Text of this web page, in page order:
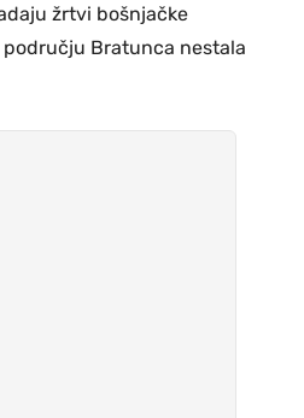
žrtvi bošnjačke
Bratunca nestala